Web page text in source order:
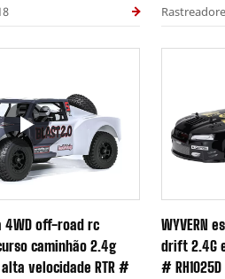
4WD off-road rc
caminhão 2.4g
velocidade RTR #
WYVERN
drift 2.4G
# RH1025D